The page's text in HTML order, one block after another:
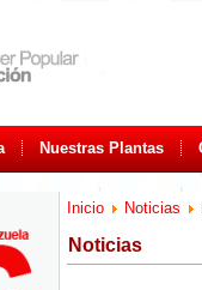
Nuestras Plantas
Inicio Noticias
Noticias